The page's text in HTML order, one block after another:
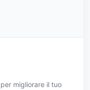
migliorare il tuo